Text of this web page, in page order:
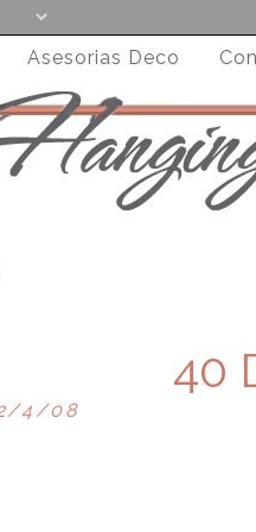
Asesorias Deco
4/08
40